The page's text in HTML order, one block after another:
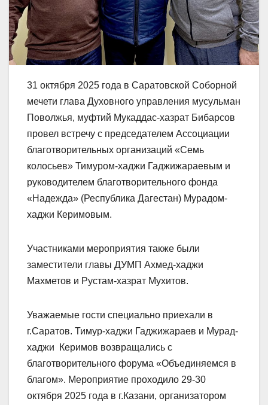
31 октября 2025 года в Саратовской Соборной
мечети глава Духовного управления мусульман
Поволжья, муфтий Мукаддас-хазрат Бибарсов
провел встречу с председателем Ассоциации
благотворительных организаций «Семь
колосьев» Тимуром-хаджи Гаджижараевым и
руководителем благотворительного фонда
«Надежда» (Республика Дагестан) Мурадом-
хаджи Керимовым.
Участниками мероприятия также были
заместители главы ДУМП Ахмед-хаджи
Махметов и Рустам-хазрат Мухитов.
Уважаемые гости специально приехали в
г.Саратов. Тимур-хаджи Гаджижараев и Мурад-
хаджи Керимов возвращались с
благотворительного форума «Объединяемся в
благом». Мероприятие проходило 29-30
октября 2025 года в г.Казани, организатором